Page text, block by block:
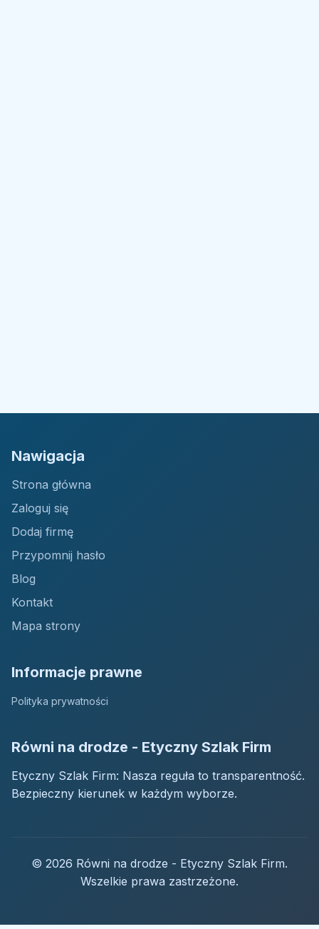
Nawigacja
Strona główna
Zaloguj się
Dodaj firmę
Przypomnij hasło
Blog
Kontakt
Mapa strony
Informacje prawne
Polityka prywatności
Równi na drodze - Etyczny Szlak Firm
Etyczny Szlak Firm: Nasza reguła to transparentność.
Bezpieczny kierunek w każdym wyborze.
© 2026 Równi na drodze - Etyczny Szlak Firm.
Wszelkie prawa zastrzeżone.